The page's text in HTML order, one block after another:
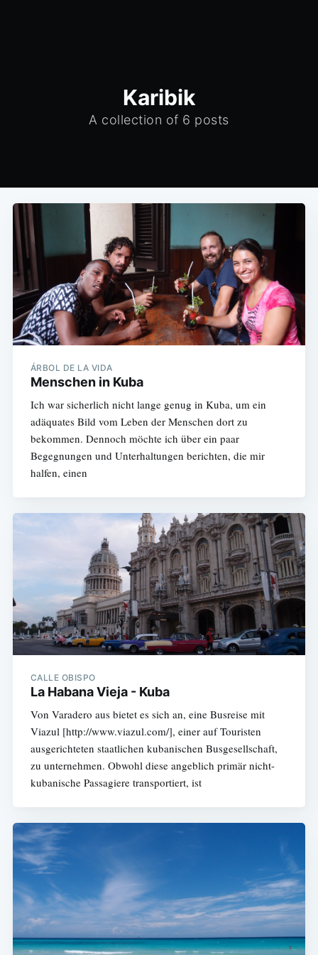
Karibik
A collection of 6 posts
ÁRBOL DE LA VIDA
Menschen in Kuba
Ich war sicherlich nicht lange genug in Kuba, um ein
adäquates Bild vom Leben der Menschen dort zu
bekommen. Dennoch möchte ich über ein paar
Begegnungen und Unterhaltungen berichten, die mir
halfen, einen
CALLE OBISPO
La Habana Vieja - Kuba
Von Varadero aus bietet es sich an, eine Busreise mit
Viazul [http://www.viazul.com/], einer auf Touristen
ausgerichteten staatlichen kubanischen Busgesellschaft,
zu unternehmen. Obwohl diese angeblich primär nicht-
kubanische Passagiere transportiert, ist